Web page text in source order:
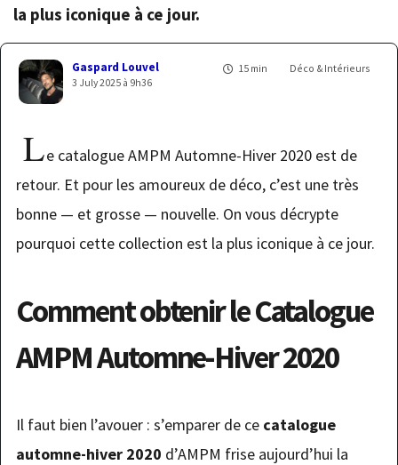
la plus iconique à ce jour.
15 min Déco & Intérieurs
Gaspard Louvel
3 July 2025 à 9h36
Le catalogue AMPM Automne-Hiver 2020 est de
retour. Et pour les amoureux de déco, c’est une très
bonne — et grosse — nouvelle. On vous décrypte
pourquoi cette collection est la plus iconique à ce jour.
Comment obtenir le Catalogue
AMPM Automne-Hiver 2020
Il faut bien l’avouer : s’emparer de ce catalogue
automne-hiver 2020 d’AMPM frise aujourd’hui la